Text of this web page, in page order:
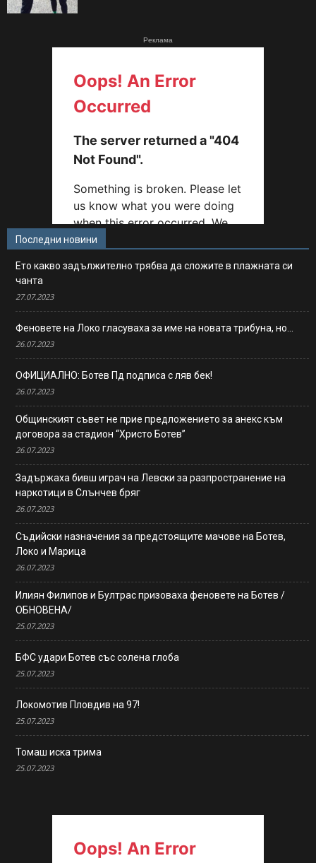
Реклама
Последни новини
Ето какво задължително трябва да сложите в плажната си
чанта
27.07.2023
Феновете на Локо гласуваха за име на новата трибуна, но…
26.07.2023
ОФИЦИАЛНО: Ботев Пд подписа с ляв бек!
26.07.2023
Общинският съвет не прие предложението за анекс към
договора за стадион “Христо Ботев”
26.07.2023
Задържаха бивш играч на Левски за разпространение на
наркотици в Слънчев бряг
26.07.2023
Съдийски назначения за предстоящите мачове на Ботев,
Локо и Марица
26.07.2023
Илиян Филипов и Бултрас призоваха феновете на Ботев /
ОБНОВЕНА/
25.07.2023
БФС удари Ботев със солена глоба
25.07.2023
Локомотив Пловдив на 97!
25.07.2023
Томаш иска трима
25.07.2023